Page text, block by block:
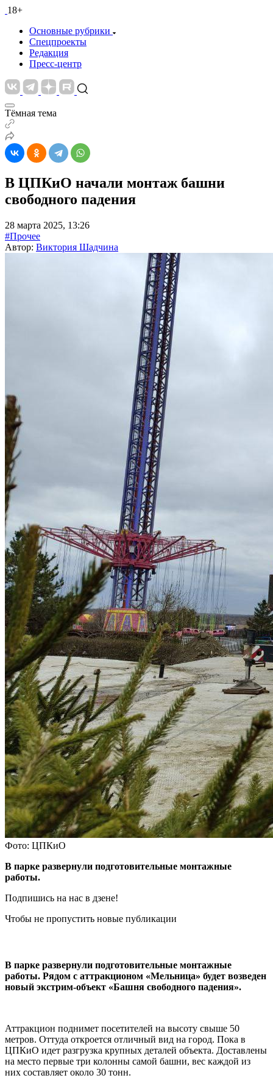
18+
Основные рубрики
Спецпроекты
Редакция
Пресс-центр
Тёмная тема
В ЦПКиО начали монтаж башни
свободного падения
28 марта 2025, 13:26
#Прочее
Автор: Виктория Шадчина
Фото: ЦПКиО
В парке развернули подготовительные монтажные
работы.
Подпишись на нас в дзене!
Чтобы не пропустить новые публикации
В парке развернули подготовительные монтажные
работы. Рядом с аттракционом «Мельница» будет возведен
новый экстрим-объект «Башня свободного падения».
Аттракцион поднимет посетителей на высоту свыше 50
метров. Оттуда откроется отличный вид на город. Пока в
ЦПКиО идет разгрузка крупных деталей объекта. Доставлены
на место первые три колонны самой башни, вес каждой из
них составляет около 30 тонн.